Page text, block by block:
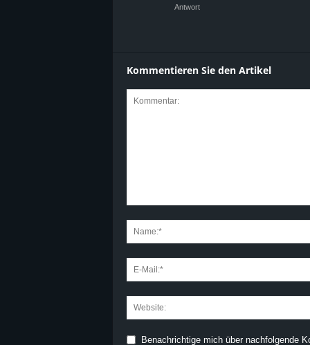
Antwort
Kommentieren Sie den Artikel
Benachrichtige mich über nachfolgende